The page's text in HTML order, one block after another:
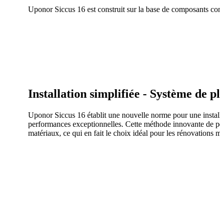
Uponor Siccus 16 est construit sur la base de composants
Installation simplifiée - Système de
Uponor Siccus 16 établit une nouvelle norme pour une
performances exceptionnelles. Cette méthode innovante de
matériaux, ce qui en fait le choix idéal pour les rénovations